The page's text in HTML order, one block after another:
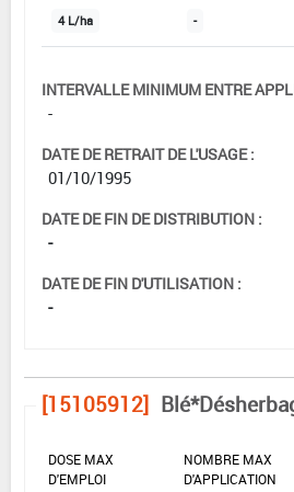
4 L/ha -
INTERVALLE MINIMUM ENTRE
-
DATE DE RETRAIT DE L'USAGE :
01/10/1995
DATE DE FIN DE DISTRIBUTION :
-
DATE DE FIN D'UTILISATION :
-
[15105912]
DOSE MAX
D'EMPLOI
NOMBRE MAX
D'APPLICATION